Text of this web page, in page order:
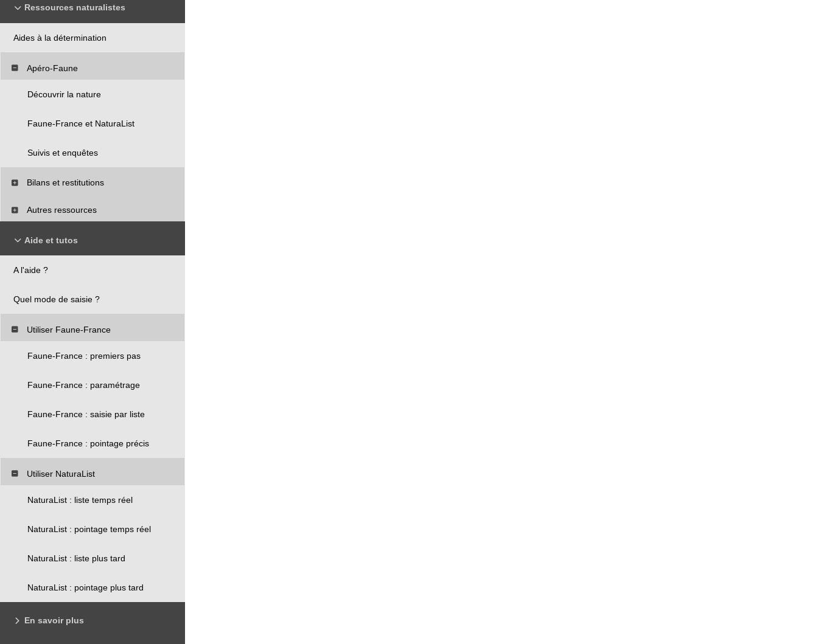
Ressources naturalistes
Aides à la détermination
Apéro-Faune
Découvrir la nature
Faune-France et NaturaList
Suivis et enquêtes
Bilans et restitutions
Autres ressources
Aide et tutos
A l'aide ?
Quel mode de saisie ?
Utiliser Faune-France
Faune-France : premiers pas
Faune-France : paramétrage
Faune-France : saisie par liste
Faune-France : pointage précis
Utiliser NaturaList
NaturaList : liste temps réel
NaturaList : pointage temps réel
NaturaList : liste plus tard
NaturaList : pointage plus tard
En savoir plus